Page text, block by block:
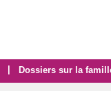
Dossiers sur la